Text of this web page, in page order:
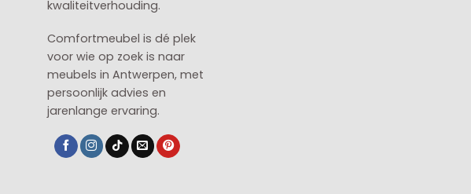
kwaliteitverhouding.
Comfortmeubel is dé plek
voor wie op zoek is naar
meubels in Antwerpen, met
persoonlijk advies en
jarenlange ervaring.